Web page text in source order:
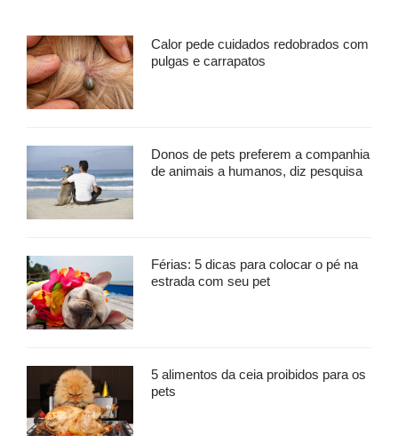
Calor pede cuidados redobrados com
pulgas e carrapatos
Donos de pets preferem a companhia
de animais a humanos, diz pesquisa
Férias: 5 dicas para colocar o pé na
estrada com seu pet
5 alimentos da ceia proibidos para os
pets